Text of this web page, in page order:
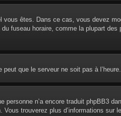
êtes. Dans ce cas, vous devez
fuseau horaire, comme la plupart
que le serveur ne soit pas à
n’a encore traduit phpBB3
trouverez plus d’informations sur